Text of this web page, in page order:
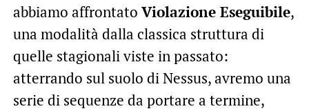
abbiamo affrontato Violazione Eseguibile,
una modalità dalla classica struttura di
quelle stagionali viste in passato:
atterrando sul suolo di Nessus, avremo una
serie di sequenze da portare a termine,